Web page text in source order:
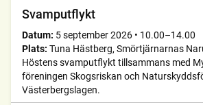
Svamputflykt
Datum: 5 september 2026 • 10.00–14.00
Plats: Tuna Hästberg, Smörtjärnarnas
Höstens svamputflykt tillsammans med
föreningen Skogsriskan och
Västerbergslagen.